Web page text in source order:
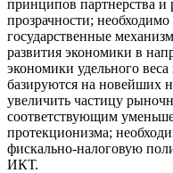
принципов партнерства и
прозрачности;
государственные
развития экономики в
экономики удельного
базируются на новейших
увеличить частицу
соответствующим
протекционизма;
фискально-налоговую
ИКТ.